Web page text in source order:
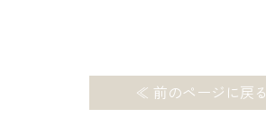
≪ 前のページに戻る